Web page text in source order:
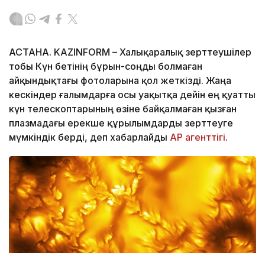
АСТАНА. KAZINFORM – Халықаралық зерттеушілер
тобы Күн бетінің бұрын-соңды болмаған
айқындықтағы фотоларына қол жеткізді. Жаңа
кескіндер ғалымдарға осы уақытқа дейін ең қуатты
күн телескоптарының өзіне байқалмаған қызған
плазмадағы ерекше құрылымдарды зерттеуге
мүмкіндік берді, деп хабарлайды AP агенттігі.